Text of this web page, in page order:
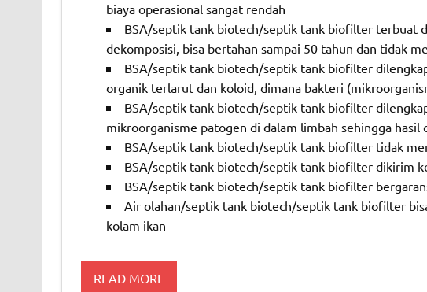
biaya operasional sangat rendah
BSA/septik tank biotech/septik tank biofilter terbuat
dekomposisi, bisa bertahan sampai 50 tahun dan tidak
BSA/septik tank biotech/septik tank biofilter
organik terlarut dan koloid, dimana bakteri
BSA/septik tank biotech/septik tank biofilter
mikroorganisme patogen di dalam limbah sehingga hasil
BSA/septik tank biotech/septik tank biofilter tidak
BSA/septik tank biotech/septik tank biofilter dikirim
BSA/septik tank biotech/septik tank biofilter
Air olahan/septik tank biotech/septik tank biofilter
kolam ikan
READ MORE